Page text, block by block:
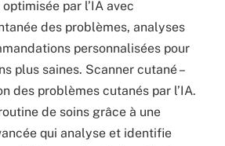
par l’IA avec
des problèmes, analyses
personnalisées pour
plus saines. Scanner cutané –
des problèmes cutanés par l’IA.
de soins grâce à une
qui analyse et identifie